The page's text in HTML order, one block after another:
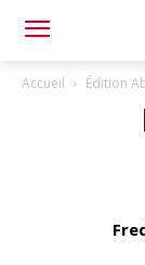
Accueil Édition